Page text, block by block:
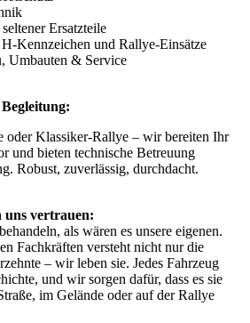
Ersatzteile
Kennzeichen und Rallye-Einsätze
Umbauten & Service
oder Klassiker-Rallye – wir bereiten Ihr
und bieten technische Betreuung
Robust, zuverlässig, durchdacht.
uns vertrauen:
als wären es unsere eigenen.
Fachkräften versteht nicht nur die
– wir leben sie. Jedes Fahrzeug
und wir sorgen dafür, dass es sie
im Gelände oder auf der Rallye